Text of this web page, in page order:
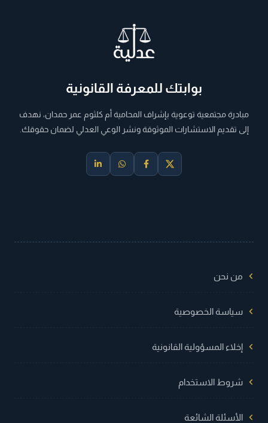
بوابتك للمعرفة القانونية
مبادرة مجتمعية توعوية بإشراف المحامية أم كلثوم عمر حمدان، نهدف
إلى تقديم الاستشارات الموثوقة ونشر الوعي العدلي لضمان حقوقك.
من نحن
سياسة الخصوصية
إخلاء المسؤولية القانونية
شروط الاستخدام
الأسئلة الشائعة